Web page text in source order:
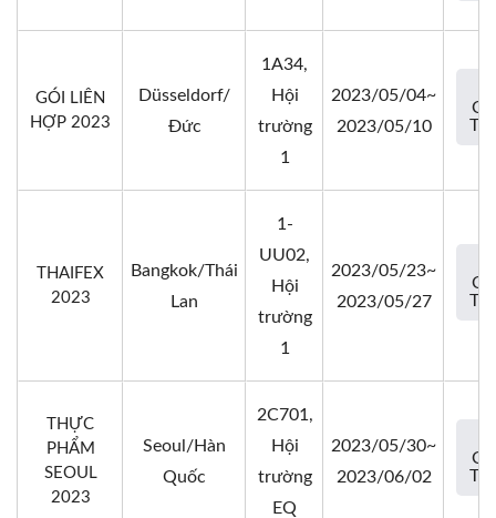
GÓI LIÊN
HỢP 2023
Düsseldorf/
Đức
1A34,
Hội
trường
1
2023/05/04~
2023/05/10
THAIFEX
2023
Bangkok/Thái
Lan
1-
UU02,
Hội
trường
1
2023/05/23~
2023/05/27
THỰC
PHẨM
SEOUL
2023
Seoul/Hàn
Quốc
2C701,
Hội
trường
EQ
2023/05/30~
2023/06/02